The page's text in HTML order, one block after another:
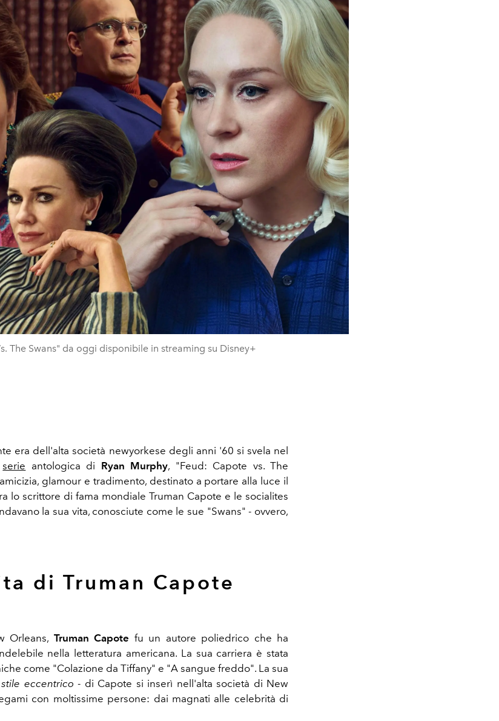
The Swans" da oggi disponibile in streaming su Disney+
era dell'alta società newyorkese degli anni '60 si svela nel
serie antologica di Ryan Murphy, "Feud: Capote vs. The
glamour e tradimento, destinato a portare alla luce il
lo scrittore di fama mondiale Truman Capote e le socialites
la sua vita, conosciute come le sue "Swans" - ovvero,
di Truman Capote
Orleans, Truman Capote fu un autore poliedrico che ha
nella letteratura americana. La sua carriera è stata
come "Colazione da Tiffany" e "A sangue freddo". La sua
eccentrico - di Capote si inserì nell'alta società di New
con moltissime persone: dai magnati alle celebrità di